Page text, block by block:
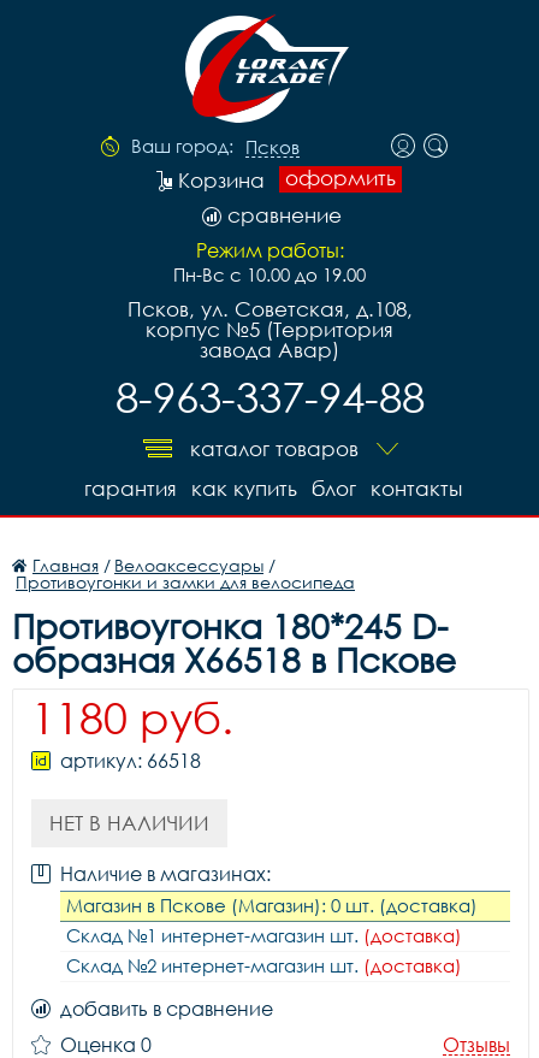
Ваш город: Псков
оформить
Корзина
сравнение
Режим работы:
Пн-Вс с 10.00 до 19.00
Псков, ул. Советская, д.108,
корпус №5 (Территория
завода Авар)
8-963-337-94-88
каталог товаров
контакты
блог
как купить
гарантия
Главная / Велоаксессуары /
Противоугонки и замки для велосипеда
Противоугонка 180*245 D-
образная X66518 в Пскове
1180 руб.
артикул: 66518
НЕТ В НАЛИЧИИ
Наличие в магазинах:
Магазин в Пскове (Магазин): 0 шт. (доставка)
Склад №1 интернет-магазин шт. (доставка)
Склад №2 интернет-магазин шт. (доставка)
добавить в сравнение
Оценка 0
Отзывы